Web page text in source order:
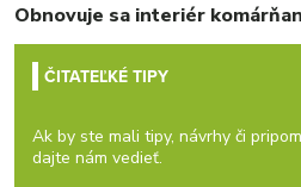
Obnovuje sa interiér
ČITATEĽKÉ TIPY
Ak by ste mali tipy, návrhy či
dajte nám vedieť.